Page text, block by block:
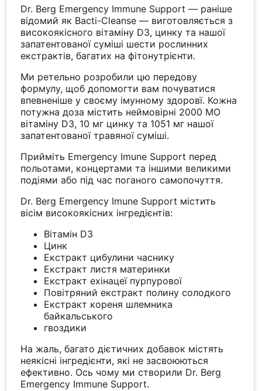
Dr. Berg Emergency Immune Support — раніше
відомий як Bacti-Cleanse — виготовляється з
високоякісного вітаміну D3, цинку та нашої
запатентованої суміші шести рослинних
екстрактів, багатих на фітонутрієнти.
Ми ретельно розробили цю передову
формулу, щоб допомогти вам почуватися
впевненіше у своєму імунному здоровї. Кожна
потужна доза містить неймовірні 2000 МО
вітаміну D3, 10 мг цинку та 1051 мг нашої
запатентованої травяної суміші.
Прийміть Emergency Imune Support перед
польотами, концертами та іншими великими
подіями або під час поганого самопочуття.
Dr. Berg Emergency Imune Support містить
вісім високоякісних інгредієнтів:
Вітамін D3
Цинк
Екстракт цибулини часнику
Екстракт листя материнки
Екстракт ехінацеї пурпурової
Повітряний екстракт полину солодкого
Екстракт кореня шлемника
байкальського
гвоздики
На жаль, багато дієтичних добавок містять
неякісні інгредієнти, які не засвоюються
ефективно. Ось чому ми створили Dr. Berg
Emergency Immune Support.